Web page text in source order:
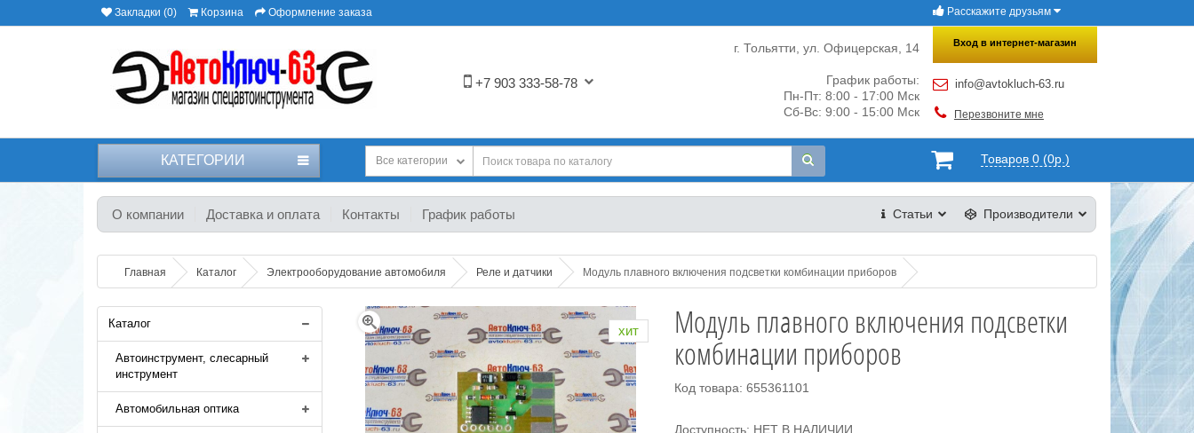
×
Закладки (0) Корзина Оформление заказа Расскажите друзьям
+7 903 333-58-78
Вход в интернет-магазин
info@avtokluch-63.ru
Перезвоните мне
г. Тольятти, ул. Офицерская, 14
График работы:
Пн-Пт: 8:00 - 17:00 Мск
Сб-Вс: 9:00 - 15:00 Мск
КАТЕГОРИИ Товаров 0 (0р.)
Все категории
О компании Доставка и оплата Контакты График работы Производители
Статьи
Главная Каталог Электрооборудование автомобиля Реле и датчики Модуль плавного включения подсветки комбинации приборов
Каталог
Автоинструмент, слесарный
инструмент
Автомобильная оптика
хит
Модуль плавного включения подсветки
комбинации приборов
Код товара: 655361101
Доступность: НЕТ В НАЛИЧИИ